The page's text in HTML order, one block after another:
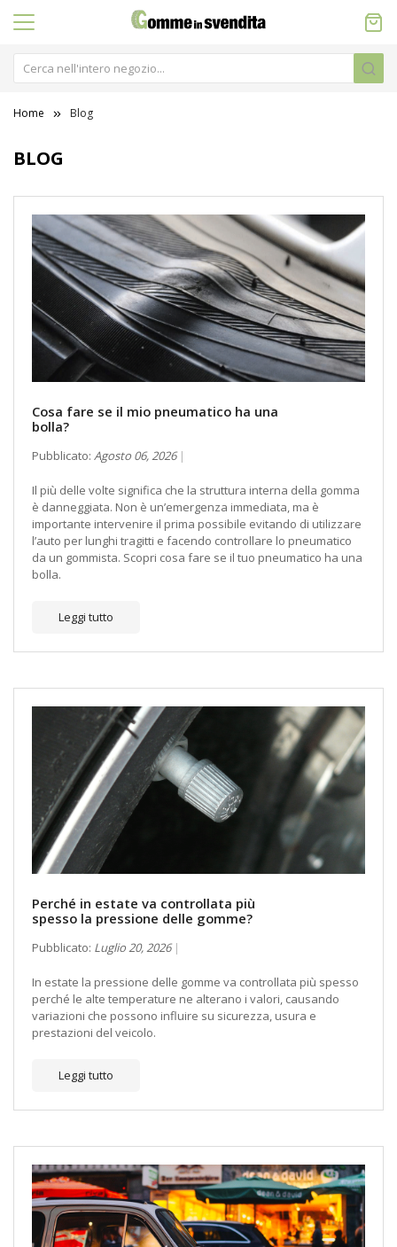
Home Blog
BLOG
Cosa fare se il mio pneumatico ha una
bolla?
Pubblicato: Agosto 06, 2026
Il più delle volte significa che la struttura interna della gomma
è danneggiata. Non è un’emergenza immediata, ma è
importante intervenire il prima possibile evitando di utilizzare
l’auto per lunghi tragitti e facendo controllare lo pneumatico
da un gommista. Scopri cosa fare se il tuo pneumatico ha una
bolla.
Leggi tutto
Perché in estate va controllata più
spesso la pressione delle gomme?
Pubblicato: Luglio 20, 2026
In estate la pressione delle gomme va controllata più spesso
perché le alte temperature ne alterano i valori, causando
variazioni che possono influire su sicurezza, usura e
prestazioni del veicolo.
Leggi tutto